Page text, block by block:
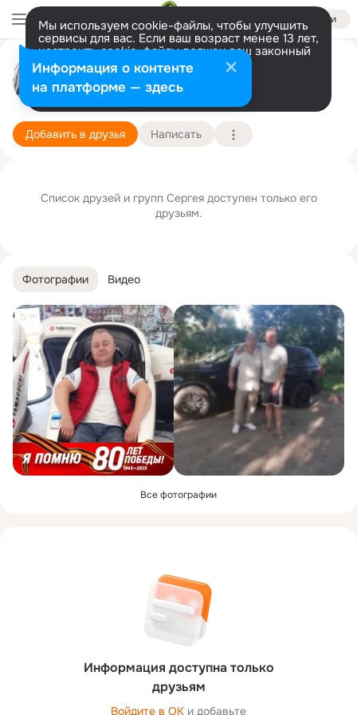
Войти
Мы используем cookie-файлы, чтобы улучшить
сервисы для вас. Если ваш возраст менее 13 лет,
настроить cookie-файлы должен ваш законный
представитель. Больше информации
Разрешить все Настроить
Сергей Юрченко
Калининград
Добавить в друзья Написать
Фотографии Видео
Все фотографии
Информация доступна только
друзьям
Войдите в ОК и добавьте
Список друзей и групп Сергея доступен только его
друзьям.
Информация о контенте
на платформе — здесь